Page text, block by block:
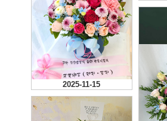
2025-11-15